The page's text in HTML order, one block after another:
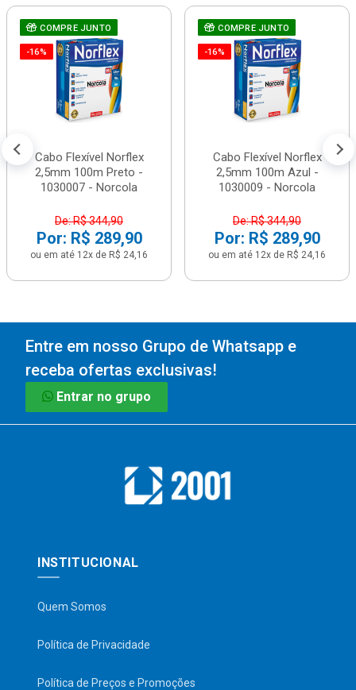
COMPRE JUNTO
-16%
Cabo Flexível Norflex
2,5mm 100m Preto -
1030007 - Norcola
De: R$ 344,90
Por: R$ 289,90
ou em até 12x de R$ 24,16
COMPRE JUNTO
-16%
Cabo Flexível Norflex
2,5mm 100m Azul -
1030009 - Norcola
De: R$ 344,90
Por: R$ 289,90
ou em até 12x de R$ 24,16
Entre em nosso Grupo de Whatsapp e
receba ofertas exclusivas!
Entrar no grupo
INSTITUCIONAL
Quem Somos
Política de Privacidade
Política de Preços e Promoções